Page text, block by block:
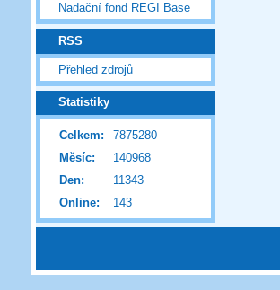
Nadační fond REGI Base
RSS
Přehled zdrojů
Statistiky
Online: 143
Celkem:
7875280
Měsíc:
140968
Den:
11343